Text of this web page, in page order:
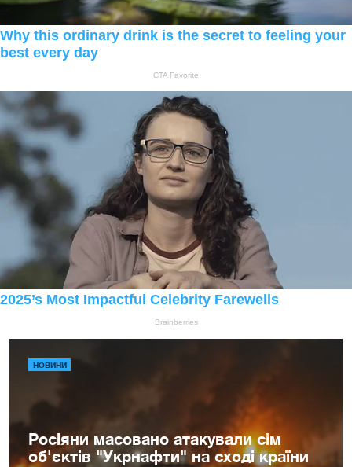
НОВИНИ
Росіяни масовано атакували сім
об'єктів "Укрнафти" на сході країни